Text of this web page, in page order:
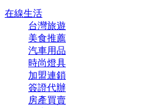
在線生活
台灣旅遊
美食推薦
汽車用品
時尚燈具
加盟連鎖
簽證代辦
房產買賣